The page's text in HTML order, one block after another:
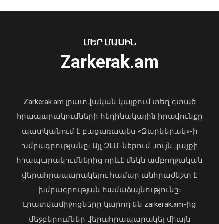
Վահագն Խաչատուրյանն ընդունել է
«Պարտվեցինք դաժան հիվանդության
04 Օգոստոս, 2026 19:12
ՄԵՐ ՄԱՍԻՆ
Zarkerak.am
Zarkerak.am լրատվական կայքում տեղ գտած
հրապարակումների հեղինակային իրավունքը
պատկանում է բացառապես «Զարկերակ»-ի
խմբագրությանը։ Այլ ԶԼՄ-ներում սույն կայքի
հրապարակումներից որևէ մեկն ամբողջական
վերահրապարակելու համար անհրաժեշտ է
խմբագրության համաձայնությունը։
Լրատվամիջոցները կարող են zarkerak.am-ից
մեջբերումներ վերահրապարակել միայն